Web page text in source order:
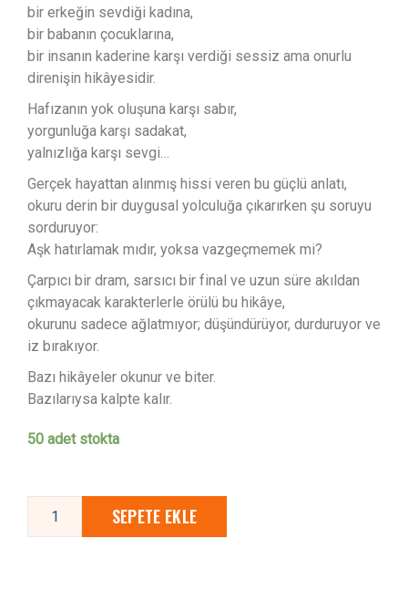
bir erkeğin sevdiği kadına,
bir babanın çocuklarına,
bir insanın kaderine karşı verdiği sessiz ama onurlu
direnişin hikâyesidir.
Hafızanın yok oluşuna karşı sabır,
yorgunluğa karşı sadakat,
yalnızlığa karşı sevgi…
Gerçek hayattan alınmış hissi veren bu güçlü anlatı,
okuru derin bir duygusal yolculuğa çıkarırken şu soruyu
sorduruyor:
Aşk hatırlamak mıdır, yoksa vazgeçmemek mi?
Çarpıcı bir dram, sarsıcı bir final ve uzun süre akıldan
çıkmayacak karakterlerle örülü bu hikâye,
okurunu sadece ağlatmıyor; düşündürüyor, durduruyor ve
iz bırakıyor.
Bazı hikâyeler okunur ve biter.
Bazılarıysa kalpte kalır.
50 adet stokta
SEPETE EKLE